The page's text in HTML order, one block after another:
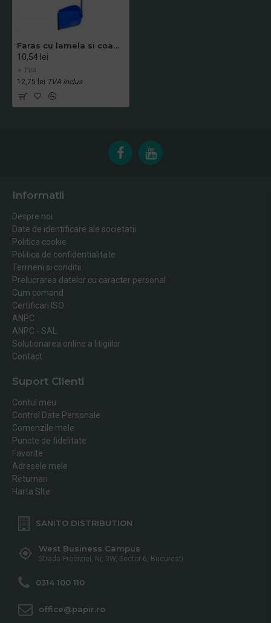
Faras cu lamela si coada lunga, albastru
10,54 lei
+ TVA
12,75 lei TVA inclus
Informatii
Despre noi
Date de identificare ale societatii
Politica cookie
Politica de confidentialitate
Termeni si conditii
Prelucrarea datelor cu caracter personal
Cum comand
Certificari ISO
ANPC
ANPC - SAL
Solutionarea online a litigiilor
Contact
Suport Clienti
Contul meu
Control Date Personale
Comenzile mele
Puncte de fidelitate
Favorite
Adresele mele
Returnari
Harta SIte
SANITO DISTRIBUTION
West Business Campus
Strada Preciziei, Nr, 3W, Sector 6, Bucuresti
0314 100 110
office@papir.ro